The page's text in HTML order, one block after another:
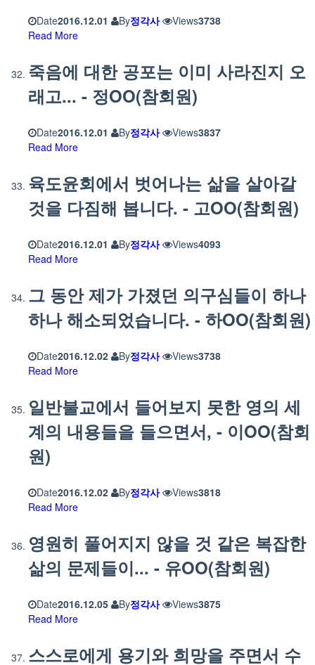
Date2016.12.01 By정각사 Views3738
Read More
죽음에 대한 공포는 이미 사라진지 오
래고... - 정OO(참회원)
Date2016.12.01 By정각사 Views3837
Read More
육도윤회에서 벗어나는 삶을 살아갈
것을 다짐해 봅니다. - 고OO(참회원)
Date2016.12.01 By정각사 Views4093
Read More
그 동안 제가 가졌던 의구심들이 하나
하나 해소되었습니다. - 하OO(참회원)
Date2016.12.02 By정각사 Views3738
Read More
일반불교에서 들어보지 못한 영의 세
계의 내용들을 들으면서, - 이OO(참회
원)
Date2016.12.02 By정각사 Views3818
Read More
영원히 풀어지지 않을 것 같은 복잡한
삶의 문제들이... - 유OO(참회원)
Date2016.12.05 By정각사 Views3875
Read More
스스로에게 용기와 희망을 주면서 수